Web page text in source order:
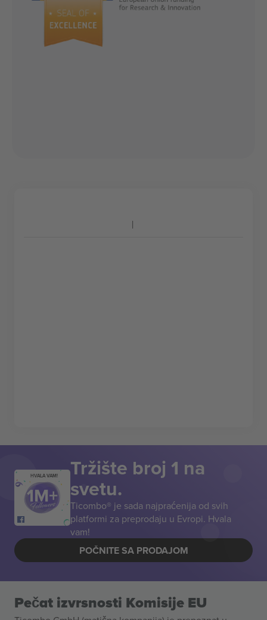
HVALA VAM! Tržište broj 1 na
svetu.
Ticombo® je sada najpraćenija od svih
platformi za preprodaju u Evropi. Hvala
vam!
POČNITE SA PRODAJOM
Pečat izvrsnosti Komisije EU